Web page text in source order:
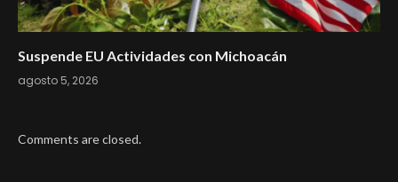
Suspende EU Actividades con Michoacán
agosto 5, 2026
Comments are closed.